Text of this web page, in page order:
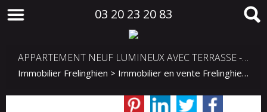
03 20 23 20 83
APPARTEMENT NEUF LUMINEUX AVEC TERRASSE - DERNIER LOT À FRELINGHIEN
Immobilier Frelinghien > Immobilier en vente Frelinghien